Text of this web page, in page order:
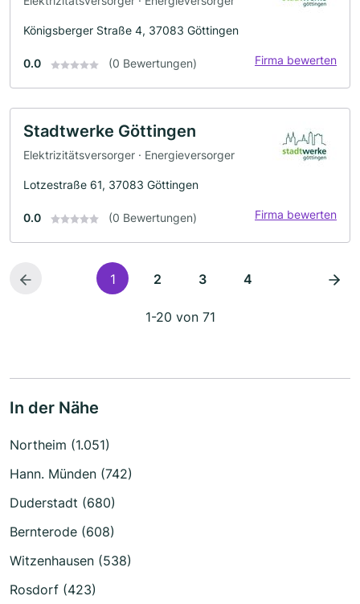
Königsberger Straße 4, 37083 Göttingen
0.0 (0 Bewertungen) Firma bewerten
Stadtwerke Göttingen
Elektrizitätsversorger · Energieversorger
Lotzestraße 61, 37083 Göttingen
0.0 (0 Bewertungen) Firma bewerten
1 2 3 4
1-20 von 71
In der Nähe
Northeim (1.051)
Hann. Münden (742)
Duderstadt (680)
Bernterode (608)
Witzenhausen (538)
Rosdorf (423)